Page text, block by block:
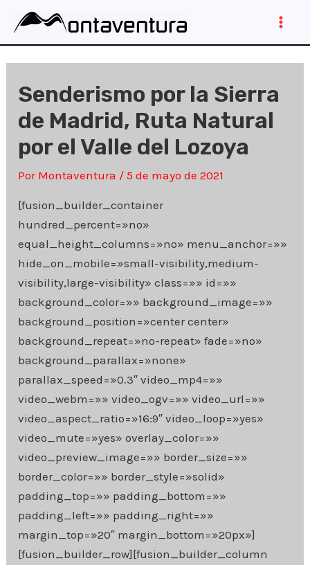
contenido
Senderismo por la Sierra
de Madrid, Ruta Natural
por el Valle del Lozoya
Por Montaventura /5 de mayo de 2021
[fusion_builder_container
hundred_percent=»no»
equal_height_columns=»no» menu_anchor=»»
hide_on_mobile=»small-visibility,medium-
visibility,large-visibility» class=»» id=»»
background_color=»» background_image=»»
background_position=»center center»
background_repeat=»no-repeat» fade=»no»
background_parallax=»none»
parallax_speed=»0.3″ video_mp4=»»
video_webm=»» video_ogv=»» video_url=»»
video_aspect_ratio=»16:9″ video_loop=»yes»
video_mute=»yes» overlay_color=»»
video_preview_image=»» border_size=»»
border_color=»» border_style=»solid»
padding_top=»» padding_bottom=»»
padding_left=»» padding_right=»»
margin_top=»20″ margin_bottom=»20px»]
[fusion_builder_row][fusion_builder_column